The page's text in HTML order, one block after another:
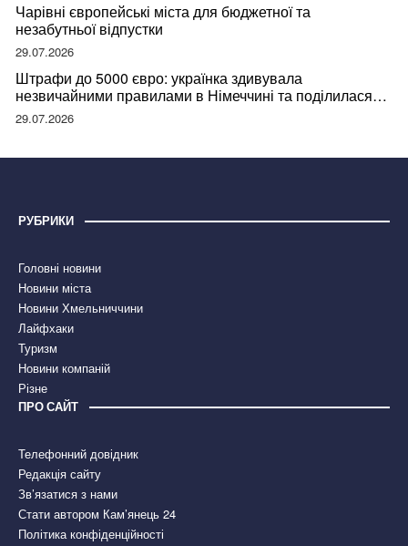
Чарівні європейські міста для бюджетної та
незабутньої відпустки
29.07.2026
Штрафи до 5000 євро: українка здивувала
незвичайними правилами в Німеччині та поділилася
правдою
29.07.2026
РУБРИКИ
Головні новини
Новини міста
Новини Хмельниччини
Лайфхаки
Туризм
Новини компаній
Різне
ПРО САЙТ
Телефонний довідник
Редакція сайту
Зв’язатися з нами
Стати автором Кам’янець 24
Політика конфіденційності